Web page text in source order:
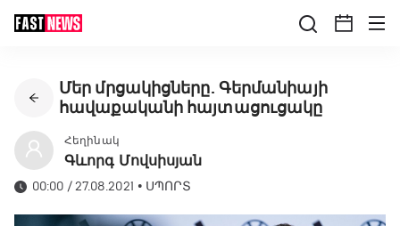
Մեր մրցակիցները. Գերմանիայի
հավաքականի հայտացուցակը
Հեղինակ
Գևորգ Մովսիսյան
00:00 / 27.08.2021 • ՍՊՈՐՏ